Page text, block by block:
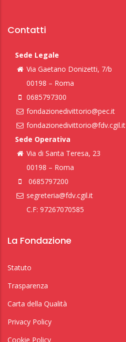
Contatti
Sede Legale
Via Gaetano Donizetti, 7/b
00198 – Roma
0685797300
fondazionedivittorio@pec.it
fondazionedivittorio@fdv.cgil.it
Sede Operativa
Via di Santa Teresa, 23
00198 – Roma
0685797200
segreteria@fdv.cgil.it
C.F: 97267070585
La Fondazione
Statuto
Trasparenza
Carta della Qualità
Privacy Policy
Cookie Policy